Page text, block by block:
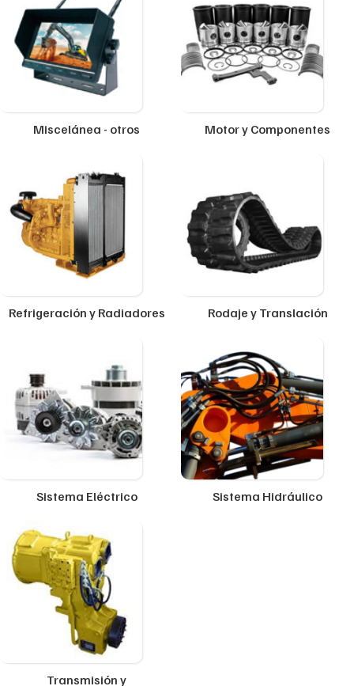
Miscelánea - otros Motor y Componentes
Refrigeración y Radiadores Rodaje y Translación
Sistema Eléctrico Sistema Hidráulico
Transmisión y